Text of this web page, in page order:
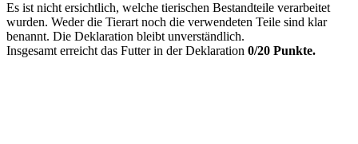
Es ist nicht ersichtlich, welche tierischen Bestandteile verarbeitet
wurden. Weder die Tierart noch die verwendeten Teile sind klar
benannt. Die Deklaration bleibt unverständlich.
Insgesamt erreicht das Futter in der Deklaration 0/20 Punkte.